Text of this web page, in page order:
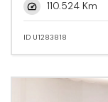
110.524 Km
ID U1283818